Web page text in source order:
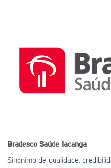
Bradesco Saúde Iacanga
Sinônimo de qualidade,